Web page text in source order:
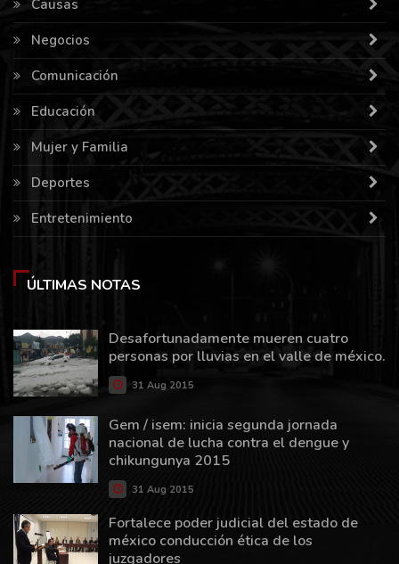
Causas
Negocios
Comunicación
Educación
Mujer y Familia
Deportes
Entretenimiento
ÚLTIMAS NOTAS
Desafortunadamente mueren cuatro
personas por lluvias en el valle de méxico.
31 Aug 2015
Gem / isem: inicia segunda jornada
nacional de lucha contra el dengue y
chikungunya 2015
31 Aug 2015
Fortalece poder judicial del estado de
méxico conducción ética de los
juzgadores